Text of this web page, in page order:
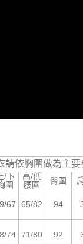
請依胸圍做為主
上/下
圍
高/低
腰圍
臀圍
67 65/82 94
74 71/80 92